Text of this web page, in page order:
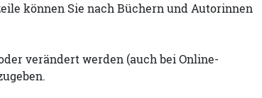
können Sie nach Büchern und Autorinnen
verändert werden (auch bei Online-